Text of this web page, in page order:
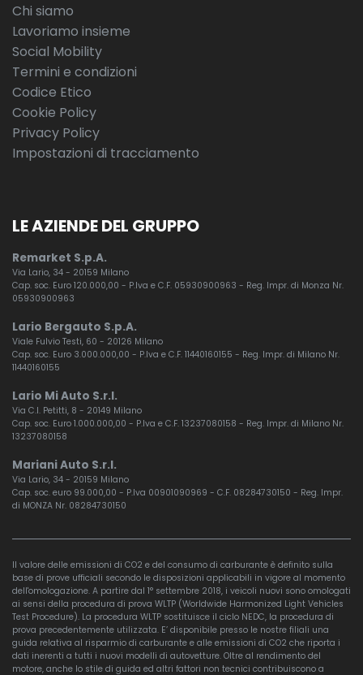
Chi siamo
Lavoriamo insieme
Social Mobility
Termini e condizioni
Codice Etico
Cookie Policy
Privacy Policy
Impostazioni di tracciamento
LE AZIENDE DEL GRUPPO
Remarket S.p.A.
Via Lario, 34 - 20159 Milano
Cap. soc. Euro 120.000,00 - P.Iva e C.F. 05930900963 - Reg. Impr. di Monza Nr.
05930900963
Lario Bergauto S.p.A.
Viale Fulvio Testi, 60 - 20126 Milano
Cap. soc. Euro 3.000.000,00 - P.Iva e C.F. 11440160155 - Reg. Impr. di Milano Nr.
11440160155
Lario Mi Auto S.r.l.
Via C.I. Petitti, 8 - 20149 Milano
Cap. soc. Euro 1.000.000,00 - P.Iva e C.F. 13237080158 - Reg. Impr. di Milano Nr.
13237080158
Mariani Auto S.r.l.
Via Lario, 34 - 20159 Milano
Cap. soc. euro 99.000,00 - P.Iva 00901090969 - C.F. 08284730150 - Reg. Impr.
di MONZA Nr. 08284730150
Il valore delle emissioni di CO2 e del consumo di carburante è definito sulla
base di prove ufficiali secondo le disposizioni applicabili in vigore al momento
dell'omologazione. A partire dal 1° settembre 2018, i veicoli nuovi sono omologati
ai sensi della procedura di prova WLTP (Worldwide Harmonized Light Vehicles
Test Procedure). La procedura WLTP sostituisce il ciclo NEDC, la procedura di
prova precedentemente utilizzata. E’ disponibile presso le nostre filiali una
guida relativa al risparmio di carburante e alle emissioni di CO2 che riporta i
dati inerenti a tutti i nuovi modelli di autovetture. Oltre al rendimento del
motore, anche lo stile di guida ed altri fattori non tecnici contribuiscono a